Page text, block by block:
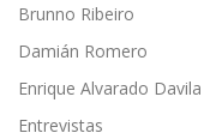
Brunno Ribeiro
Damián Romero
Enrique Alvarado Davila
Entrevistas